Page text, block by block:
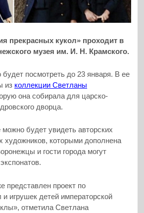
прекрасных кукол» проходит в
музея им. И. Н. Крамского.
посмотреть до 23 января. В ее
из коллекции Светланы
она собирала для царско-
дворца.
будет увидеть авторских
художников, которыми дополнена
и гости города могут
представлен проект по
и игрушек детей императорской
отметила Светлана